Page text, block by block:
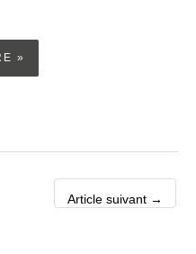
Article suivant →